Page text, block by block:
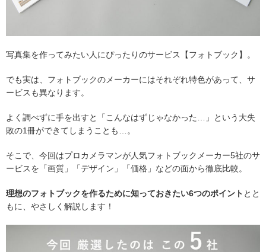
写真集を作ってみたい人にぴったりのサービス【フォトブック】。
でも実は、フォトブックのメーカーにはそれぞれ特色があって、サ
ービスも異なります。
よく調べずに手を出すと「こんなはずじゃなかった…」という大失
敗の1冊ができてしまうことも…。
そこで、今回はプロカメラマンが人気フォトブックメーカー5社のサ
ービスを「画質」「デザイン」「価格」などの面から徹底比較。
理想のフォトブックを作るために知っておきたい6つのポイント とと
もに、やさしく解説します！